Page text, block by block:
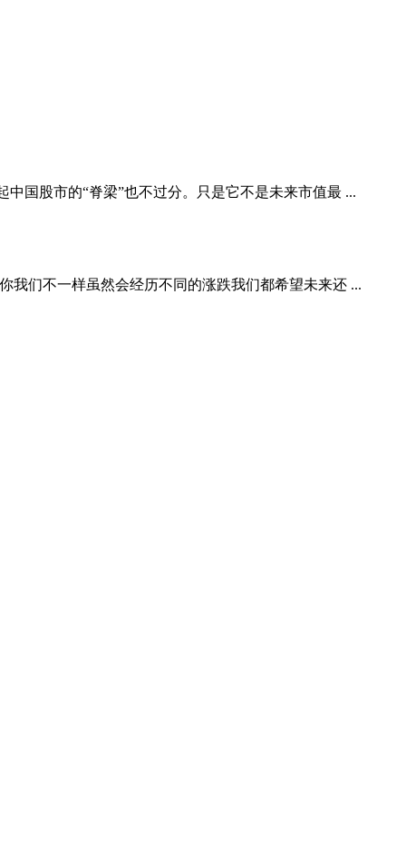
国股市的“脊梁”也不过分。只是它不是未来市值最 ...
我们不一样虽然会经历不同的涨跌我们都希望未来还 ...